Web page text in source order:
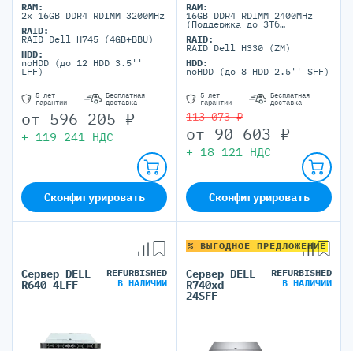
RAM:
2x 16GB DDR4 RDIMM 3200MHz
RAID:
RAID Dell H745 (4GB+BBU)
HDD:
noHDD (до 12 HDD 3.5''
LFF)
5 лет
гарантии
Бесплатная
доставка
от 596 205 ₽
+ 119 241 НДС
Сконфигурировать
RAM:
16GB DDR4 RDIMM 2400MHz
(Поддержка до 3Тб
портов)
RAID:
RAID Dell H330 (ZM)
HDD:
noHDD (до 8 HDD 2.5'' SFF)
5 лет
гарантии
Бесплатная
доставка
113 073 ₽
от 90 603 ₽
+ 18 121 НДС
Сконфигурировать
Сервер DELL
R640 4LFF
REFURBISHED
В НАЛИЧИИ
% ВЫГОДНОЕ ПРЕДЛОЖЕНИЕ
Сервер DELL
R740xd
24SFF
REFURBISHED
В НАЛИЧИИ